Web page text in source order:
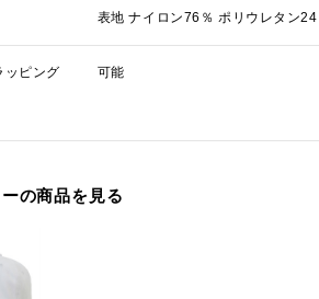
表地 ナイロン76％ ポリウレタン
ッピング 可能
の商品を見る